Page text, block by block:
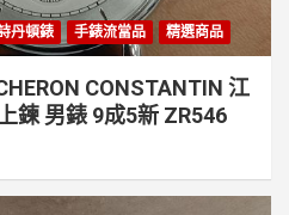
丹頓錶 手錶流當品 精選商品
CONSTANTIN 江
鍊 男錶 9成5新 ZR546